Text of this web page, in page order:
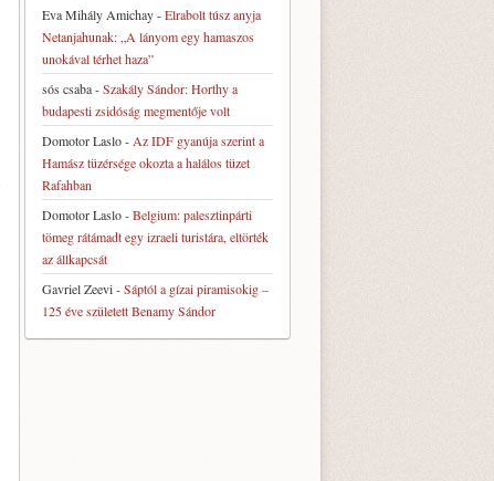
Eva Mihály Amichay-Elrabolt túsz anyja
Netanjahunak: „A lányom egy hamaszos
unokával térhet haza”
sós csaba-Szakály Sándor: Horthy a
budapesti zsidóság megmentője volt
Domotor Laslo- Az IDF gyanúja szerint a
Hamász tüzérsége okozta a halálos tüzet
Rafahban
Domotor Laslo-Belgium: palesztinpárti
tömeg rátámadt egy izraeli turistára, eltörték
az állkapcsát
Gavriel Zeevi-Sáptól a gízai piramisokig –
125 éve született Benamy Sándor